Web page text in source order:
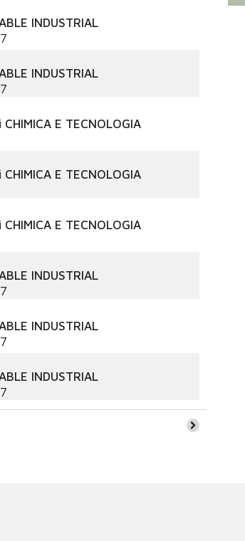
INDUSTRIAL
INDUSTRIAL
CHIMICA E TECNOLOGIA
CHIMICA E TECNOLOGIA
CHIMICA E TECNOLOGIA
INDUSTRIAL
INDUSTRIAL
INDUSTRIAL